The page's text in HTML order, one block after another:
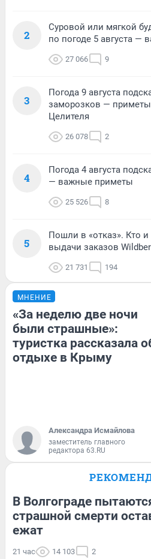
2
Суровой или мягкой
по погоде 5 августа —
27 066 9
3
Погода 9 августа
заморозков —
Целителя
26 078 2
4
Погода 4 августа
— важные приметы
25 526 8
5
Пошли в «отказ». Кто
выдачи заказов
21 731 194
МНЕНИЕ
«За неделю две ночи
были страшные»:
туристка рассказала
отдыхе в Крыму
Александра Исмайлова
заместитель главного
редактора 63.RU
В Волгограде
страшной смерти
ежат
21 час 14 103 2